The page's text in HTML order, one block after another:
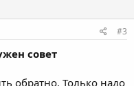
#3
совет
обратно. Только надо